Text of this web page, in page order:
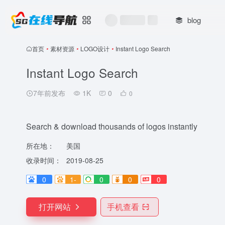
blog
首页 • 素材资源 • LOGO设计 • Instant Logo Search
Instant Logo Search
7年前发布 1K 0 0
Search & download thousands of logos instantly
所在地：
美国
收录时间：
2019-08-25
0
1- 0 0 0
打开网站 手机查看